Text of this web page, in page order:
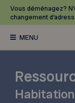
Vous déménagez?
changement